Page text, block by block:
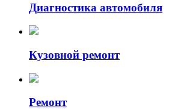
Диагностика автомобиля
Кузовной ремонт
Ремонт